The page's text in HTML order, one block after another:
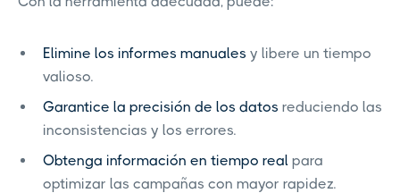
Elimine los informes manuales y libere un tiempo
valioso.
Garantice la precisión de los datos reduciendo las
inconsistencias y los errores.
Obtenga información en tiempo real para
optimizar las campañas con mayor rapidez.